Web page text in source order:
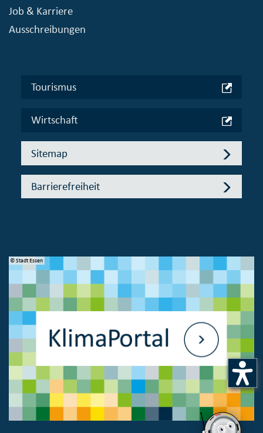
Job & Karriere
Ausschreibungen
Tourismus
Wirtschaft
Sitemap
Barrierefreiheit
© Stadt Essen